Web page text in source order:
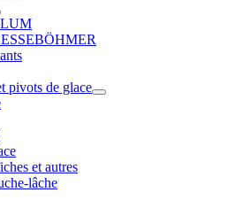
pivots de glace
et autres
lâche